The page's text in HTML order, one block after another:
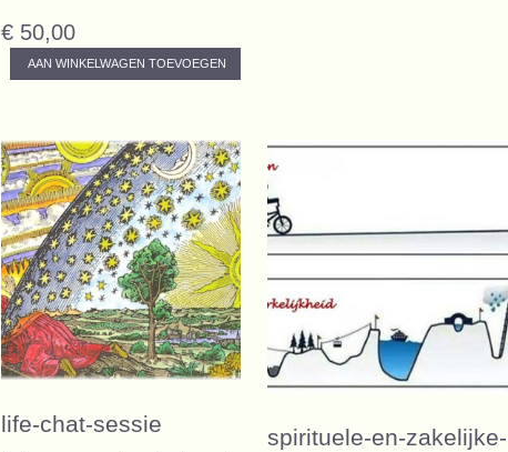
€ 50,00
AAN WINKELWAGEN TOEVOEGEN
life-chat-sessie
spirituele-en-zakelijke-